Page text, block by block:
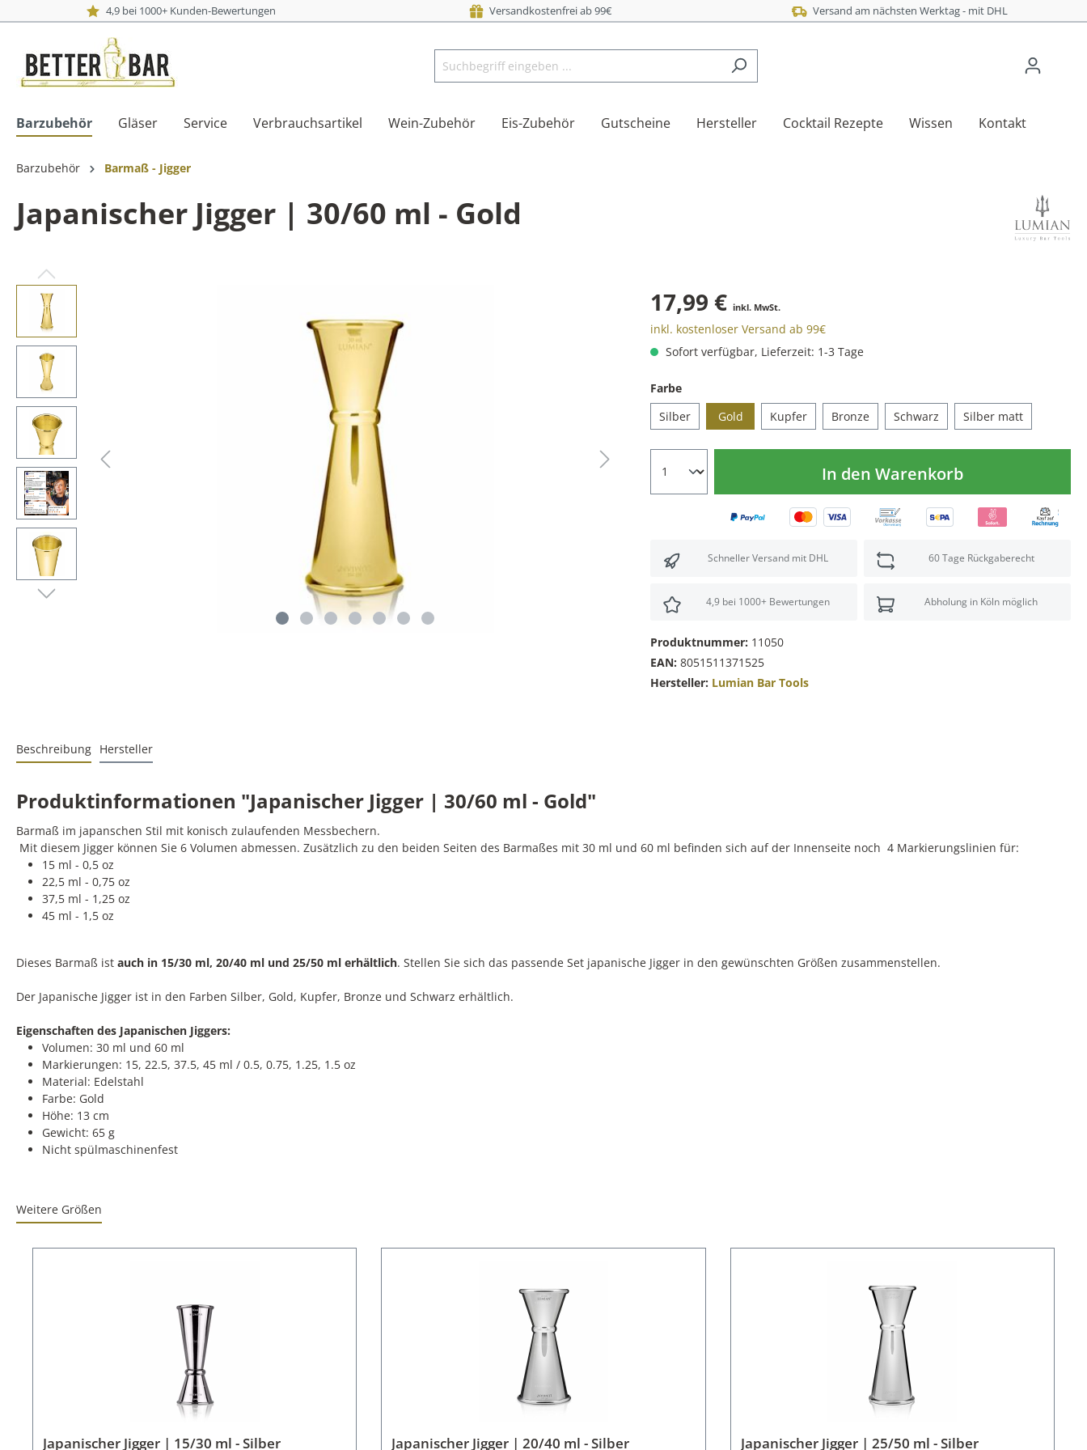
4,9 bei 1000+ Kunden-Bewertungen Versandkostenfrei ab 99€ Versand am nächsten Werktag - mit DHL
Barzubehör Gläser Service Verbrauchsartikel Wein-Zubehör Eis-Zubehör Gutscheine Hersteller Cocktail Rezepte Wissen Kontakt
Barzubehör Barmaß - Jigger
Japanischer Jigger | 30/60 ml - Gold
17,99 € inkl. MwSt.
inkl. kostenloser Versand ab 99€
Sofort verfügbar, Lieferzeit: 1-3 Tage
Farbe
Silber
Gold Kupfer Bronze Schwarz Silber matt
In den Warenkorb
Schneller Versand mit DHL 60 Tage Rückgaberecht
4,9 bei 1000+ Bewertungen Abholung in Köln möglich
Produktnummer: 11050
EAN: 8051511371525
Hersteller: Lumian Bar Tools
Beschreibung Hersteller
Produktinformationen "Japanischer Jigger | 30/60 ml - Gold"
Barmaß im japanschen Stil mit konisch zulaufenden Messbechern.
Mit diesem Jigger können Sie 6 Volumen abmessen. Zusätzlich zu den beiden Seiten des Barmaßes mit 30 ml und 60 ml befinden sich auf der Innenseite noch 4 Markierungslinien für:
15 ml - 0,5 oz
22,5 ml - 0,75 oz
37,5 ml - 1,25 oz
45 ml - 1,5 oz
Dieses Barmaß ist auch in 15/30 ml, 20/40 ml und 25/50 ml erhältlich. Stellen Sie sich das passende Set japanische Jigger in den gewünschten Größen zusammenstellen.
Der Japanische Jigger ist in den Farben Silber, Gold, Kupfer, Bronze und Schwarz erhältlich.
Eigenschaften des Japanischen Jiggers:
Volumen: 30 ml und 60 ml
Markierungen: 15, 22.5, 37.5, 45 ml / 0.5, 0.75, 1.25, 1.5 oz
Material: Edelstahl
Farbe: Gold
Höhe: 13 cm
Gewicht: 65 g
Nicht spülmaschinenfest
Weitere Größen
Japanischer Jigger | 15/30 ml - Silber Japanischer Jigger | 20/40 ml - Silber Japanischer Jigger | 25/50 ml - Silber